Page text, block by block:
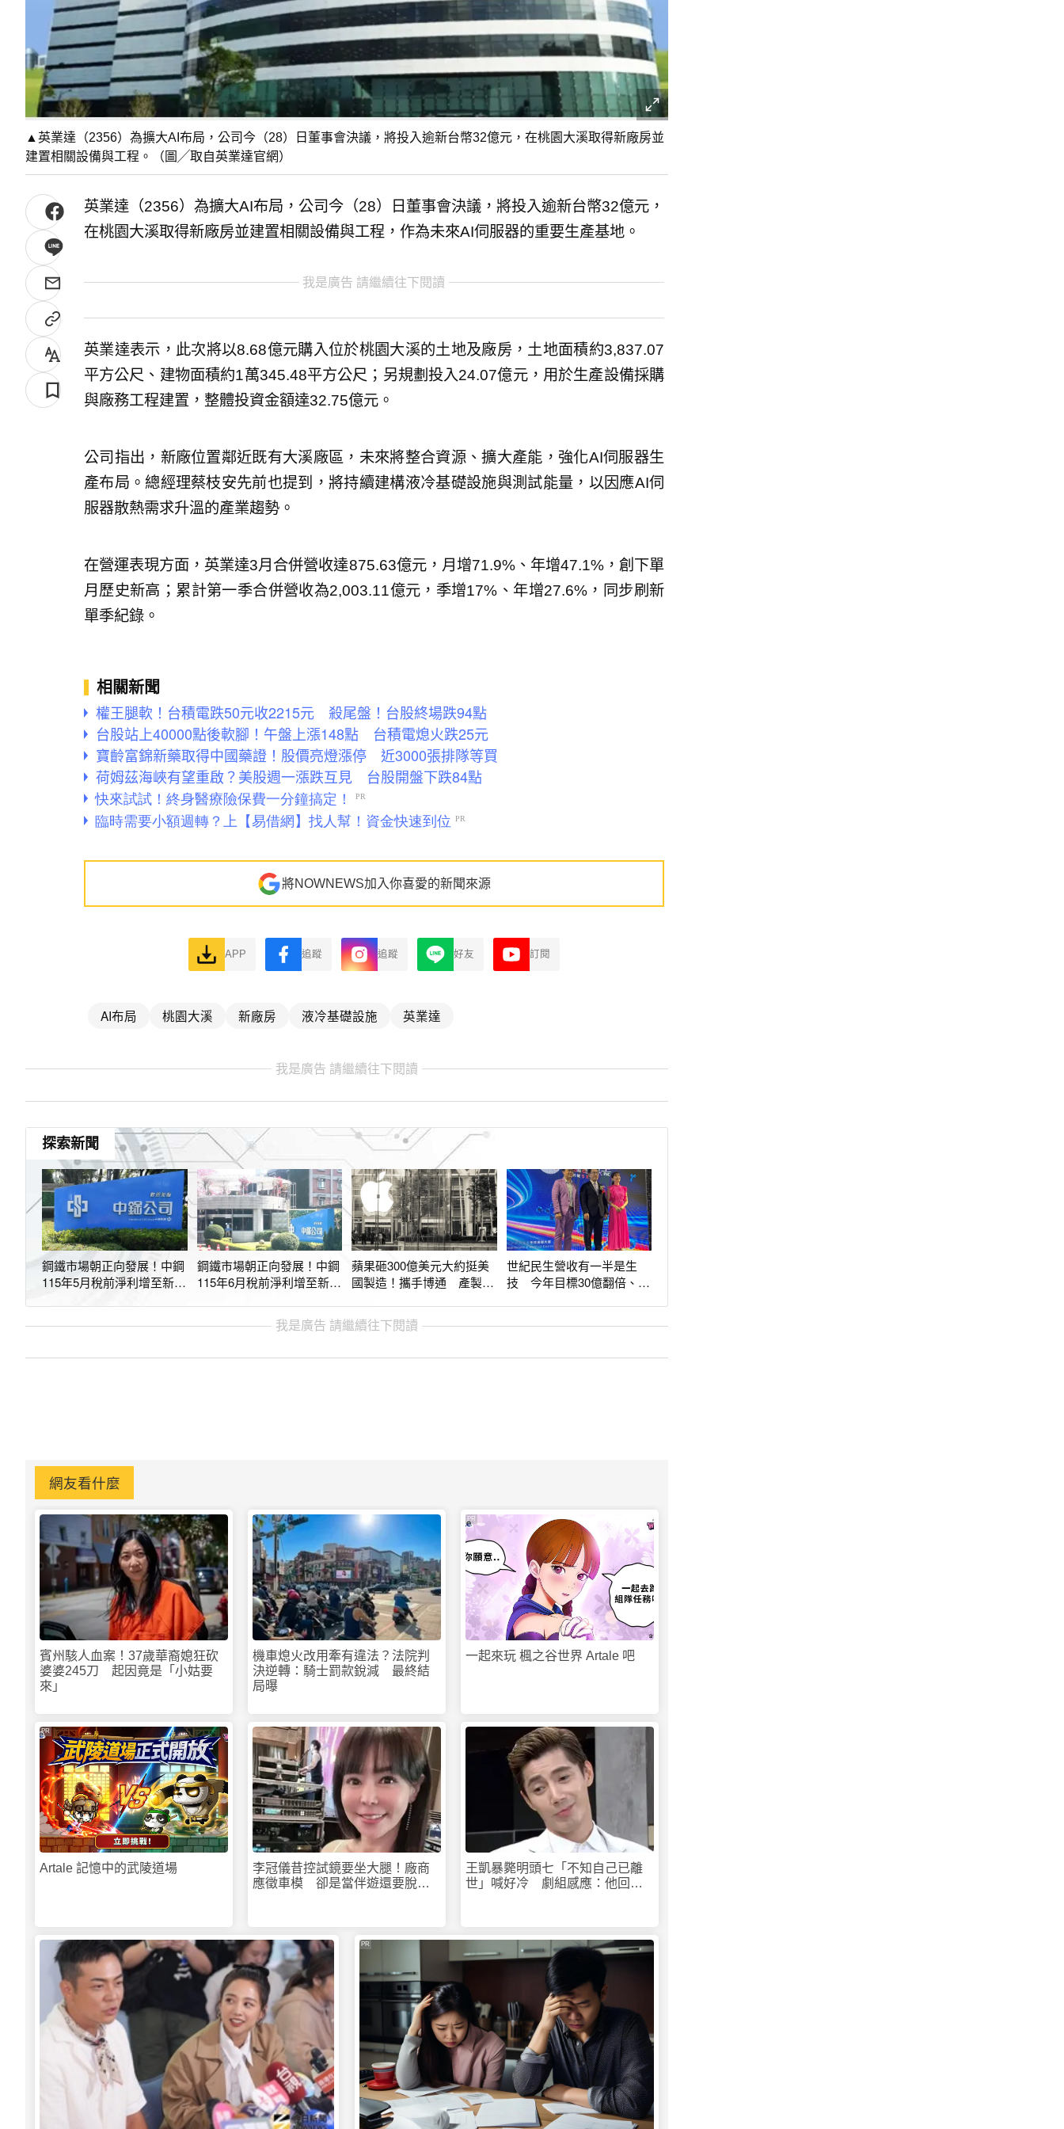
▲英業達（2356）為擴大AI布局，公司今（28）日董事會決議，將投入逾新台幣32億元，在桃園大溪取得新廠房並
建置相關設備與工程。（圖╱取自英業達官網）
英業達（2356）為擴大AI布局，公司今（28）日董事會決議，將投入逾新台幣32億元，
在桃園大溪取得新廠房並建置相關設備與工程，作為未來AI伺服器的重要生產基地。
我是廣告 請繼續往下閱讀
英業達表示，此次將以8.68億元購入位於桃園大溪的土地及廠房，土地面積約3,837.07
平方公尺、建物面積約1萬345.48平方公尺；另規劃投入24.07億元，用於生產設備採購
與廠務工程建置，整體投資金額達32.75億元。
公司指出，新廠位置鄰近既有大溪廠區，未來將整合資源、擴大產能，強化AI伺服器生
產布局。總經理蔡枝安先前也提到，將持續建構液冷基礎設施與測試能量，以因應AI伺
服器散熱需求升溫的產業趨勢。
在營運表現方面，英業達3月合併營收達875.63億元，月增71.9%、年增47.1%，創下單
月歷史新高；累計第一季合併營收為2,003.11億元，季增17%、年增27.6%，同步刷新
單季紀錄。
相關新聞
權王腿軟！台積電跌50元收2215元 殺尾盤！台股終場跌94點
台股站上40000點後軟腳！午盤上漲148點 台積電熄火跌25元
寶齡富錦新藥取得中國藥證！股價亮燈漲停 近3000張排隊等買
荷姆茲海峽有望重啟？美股週一漲跌互見 台股開盤下跌84點
將NOWNEWS加入你喜愛的新聞來源
APP 追蹤 追蹤 好友 訂閱
AI布局 桃園大溪 新廠房 液冷基礎設施 英業達
我是廣告 請繼續往下閱讀
探索新聞
鋼鐵市場朝正向發展！中鋼
115年5月稅前淨利增至新台
鋼鐵市場朝正向發展！中鋼
115年6月稅前淨利增至新台
蘋果砸300億美元大約挺美
國製造！攜手博通 產製
世紀民生營收有一半是生
技 今年目標30億翻倍、併
我是廣告 請繼續往下閱讀
網友看什麼
賓州駭人血案！37歲華裔媳狂砍
婆婆245刀 起因竟是「小姑要
來」
機車熄火改用牽有違法？法院判
決逆轉：騎士罰款銳減 最終結
局曝
一起來玩 楓之谷世界 Artale 吧
PR
Artale 記憶中的武陵道場
PR
李冠儀昔控試鏡要坐大腿！廠商
應徵車模 卻是當伴遊還要脫衣
王凱暴斃明頭七「不知自己已離
世」喊好冷 劇組感應：他回來
PR